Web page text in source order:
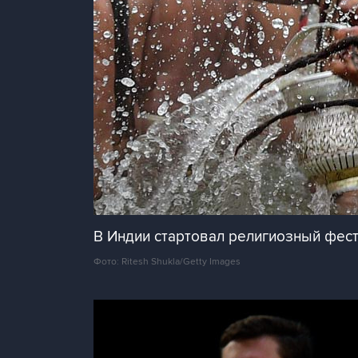
В Индии стартовал религиозный
Фото: Ritesh Shukla/Getty Images